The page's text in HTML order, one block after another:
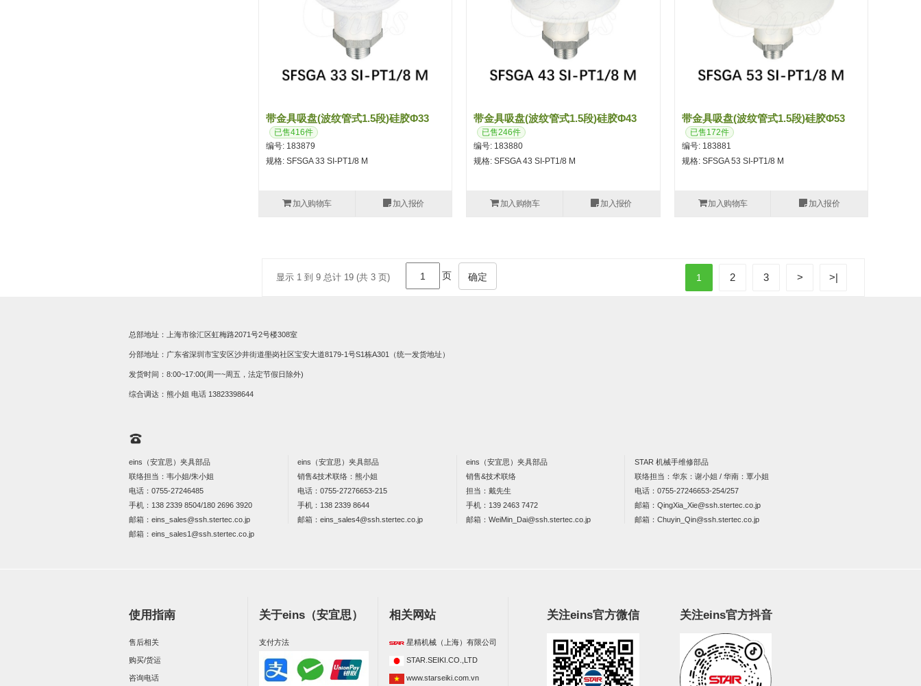
带金具吸盘(波纹管式1.5段)硅胶φ33
已售416件
编号: 183879
规格: SFSGA 33 SI-PT1/8 M
加入购物车 加入报价
带金具吸盘(波纹管式1.5段)硅胶φ43
已售246件
编号: 183880
规格: SFSGA 43 SI-PT1/8 M
加入购物车 加入报价
带金具吸盘(波纹管式1.5段)硅胶φ53
已售172件
编号: 183881
规格: SFSGA 53 SI-PT1/8 M
加入购物车 加入报价
显示 1 到 9 总计 19 (共 3 页) 页 确定 1 2 3 > >|
总部地址：上海市徐汇区虹梅路2071号2号楼308室
分部地址：广东省深圳市宝安区沙井街道壆岗社区宝安大道8179-1号S1栋A301（统一发货地址）
发货时间：8:00~17:00(周一~周五，法定节假日除外)
综合调达：熊小姐 电话 13823398644
eins（安宜思）夹具部品
联络担当：韦小姐/朱小姐
电话：0755-27246485
手机： 138 2339 8504/180 2696 3920
邮箱：eins_sales@ssh.stertec.co.jp
邮箱：eins_sales1@ssh.stertec.co.jp
eins（安宜思）夹具部品
销售&技术联络：熊小姐
电话：0755-27276653-215
手机： 138 2339 8644
邮箱：eins_sales4@ssh.stertec.co.jp
eins（安宜思）夹具部品
销售&技术联络
担当：戴先生
手机： 139 2463 7472
邮箱： WeiMin_Dai@ssh.stertec.co.jp
STAR 机械手维修部品
联络担当：华东：谢小姐 / 华南：覃小姐
电话： 0755-27246653-254/257
邮箱： QingXia_Xie@ssh.stertec.co.jp
邮箱： Chuyin_Qin@ssh.stertec.co.jp
使用指南
售后相关
购买/货运
咨询电话
关于eins（安宜思）
支付方法
相关网站
星精机械（上海）有限公司
STAR.SEIKI.CO.,LTD
www.starseiki.com.vn
关注eins官方抖音
关注eins官方微信